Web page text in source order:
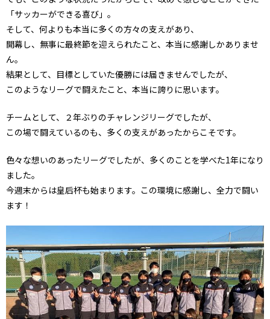
「サッカーができる喜び」。
そして、何よりも本当に多くの方々の支えがあり、
開幕し、無事に最終節を迎えられたこと、本当に感謝しかありませ
ん。
結果として、目標としていた優勝には届きませんでしたが、
このようなリーグで闘えたこと、本当に誇りに思います。
チームとして、２年ぶりのチャレンジリーグでしたが、
この場で闘えているのも、多くの支えがあったからこそです。
色々な想いのあったリーグでしたが、多くのことを学べた1年になり
ました。
今週末からは皇后杯も始まります。この環境に感謝し、全力で闘い
ます！